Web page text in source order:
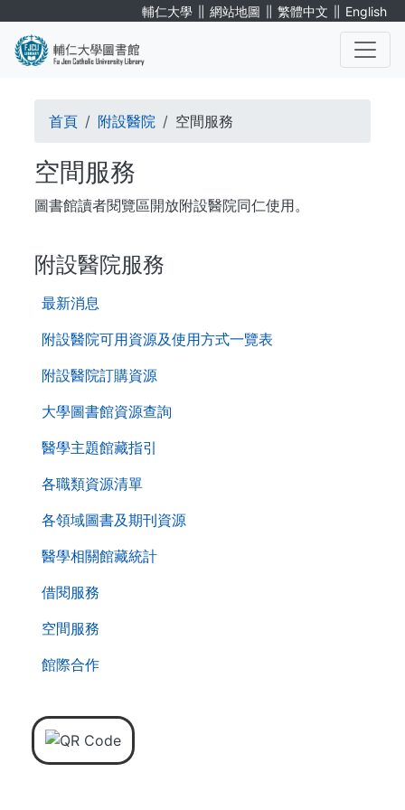
輔仁大學 ∥ 網站地圖 ∥ 繁體中文 ∥ English
附設醫院服務
第
二
層
覽
列
最新消息
附設醫院可用資源及使用方式一覽表
附設醫院訂購資源
大學圖書館資源查詢
醫學主題館藏指引
各職類資源清單
各領域圖書及期刊資源
醫學相關館藏統計
借閱服務
空間服務
館際合作
導
航
連
結
首頁 附設醫院 空間服務
空間服務
圖書館讀者閱覽區開放附設醫院同仁使用。